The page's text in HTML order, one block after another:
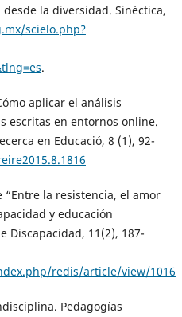
la diversidad. Sinéctica,
scielo.php?
.
aplicar el análisis
escritas en entornos online.
en Educació, 8 (1), 92-
“Entre la resistencia, el amor
y educación
Discapacidad, 11(2), 187-
redis/article/view/1016
Pedagogías